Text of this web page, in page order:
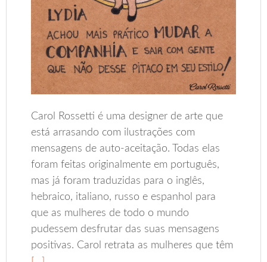
Carol Rossetti é uma designer de arte que
está arrasando com ilustrações com
mensagens de auto-aceitação. Todas elas
foram feitas originalmente em português,
mas já foram traduzidas para o inglês,
hebraico, italiano, russo e espanhol para
que as mulheres de todo o mundo
pudessem desfrutar das suas mensagens
positivas. Carol retrata as mulheres que têm